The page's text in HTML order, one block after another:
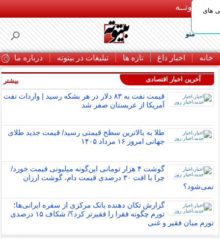
بـیتوتــه
منو
خانه اخبار داغ تازه ها تبلیغات در بیتوته درباره ما
های
آخرین اخبار اقتصادی
قیمت نفت به ۸۳ دلار در هر بشکه رسید | واردات نفت
آمریکا از عربستان صفر شد
طلا به بالاترین سطح قیمتی رسید/ قیمت جدید طلای
جهانی امروز ۱۶ مرداد ۱۴۰۵
گوشت ۴ هزار تومانی این‌گونه میلیونی قیمت خورد/
چرا با افت ۳۰ درصدی قیمت دام، گوشت ارزان
نمی‌شود؟
گزارش تکان‌ دهنده بانک مرکزی از سفره ایرانی‌ها؛
تورم چگونه فقرا را فقیرتر کرد؟/ شکاف ۱۵ درصدی
تورم میان فقیر و غنی
بیشتر